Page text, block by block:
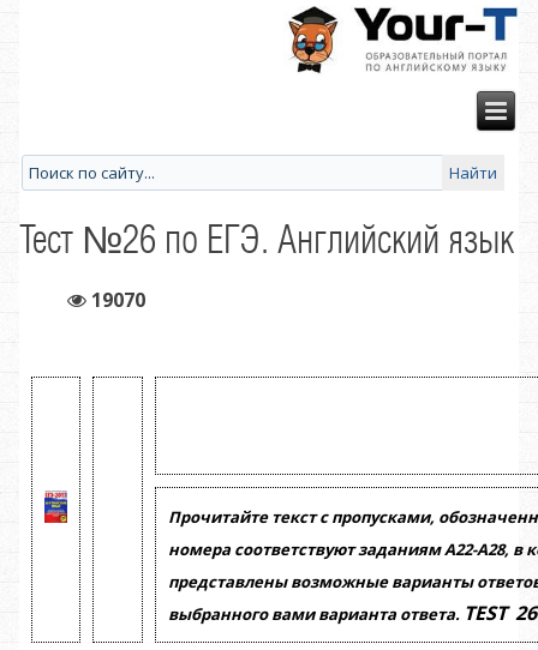
Тест №26 по ЕГЭ. Английский язык
19070
Прочитайте текст с пропусками,
номера соответствуют заданиямА22-А28, в
представлены возможные варианты
выбранного вами варианта ответа. TEST 26